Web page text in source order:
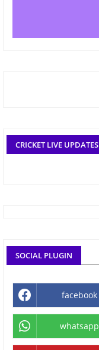
CRICKET LIVE UPDATES
SOCIAL PLUGIN
facebook
whatsapp